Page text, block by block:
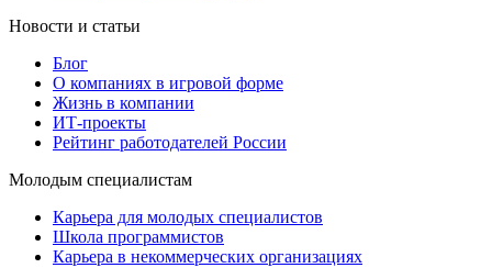
Новости и статьи
Блог
О компаниях в игровой форме
Жизнь в компании
ИТ-проекты
Рейтинг работодателей России
Молодым специалистам
Карьера для молодых специалистов
Школа программистов
Карьера в некоммерческих организациях